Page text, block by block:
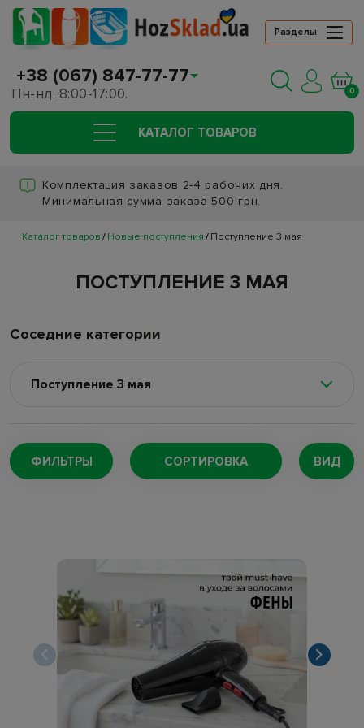
Разделы
+38 (067) 847-77-77
Пн-нд: 8:00-17:00. 0
КАТАЛОГ ТОВАРОВ
Комплектация заказов 2-4 рабочих дня.
Минимальная сумма заказа 500 грн.
Каталог товаров Новые поступления Поступление 3 мая
ПОСТУПЛЕНИЕ 3 МАЯ
Соседние категории
Поступление 3 мая
Поступление 5 августа
Поступление 4 августа(220)
Поступление 24 июля(73)
Поступление 22 июля
Поступление 18 июля
Поступление 16 июля(109)
Поступление 11 июля(188)
ФИЛЬТРЫ СОРТИРОВКА ВИД